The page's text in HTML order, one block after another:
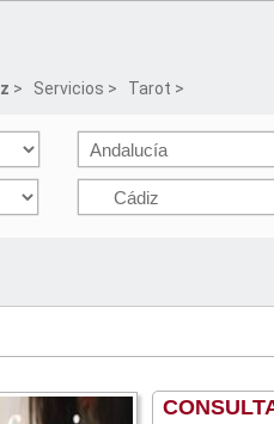
> Servicios > Tarot >